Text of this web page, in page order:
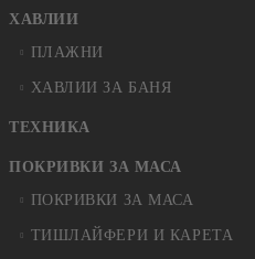
ХАВЛИИ
ПЛАЖНИ
ХАВЛИИ ЗА БАНЯ
ТЕХНИКА
ПОКРИВКИ ЗА МАСА
ПОКРИВКИ ЗА МАСА
ТИШЛАЙФЕРИ И КАРЕТА